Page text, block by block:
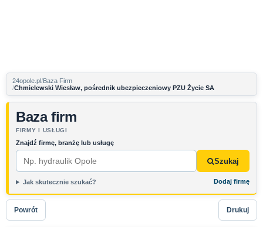
24opole.pl Baza Firm
Chmielewski Wiesław, pośrednik ubezpieczeniowy PZU Życie SA
Baza firm
FIRMY I USŁUGI
Znajdź firmę, branżę lub usługę
Szukaj
Jak skutecznie szukać? Dodaj firmę
Powrót Drukuj